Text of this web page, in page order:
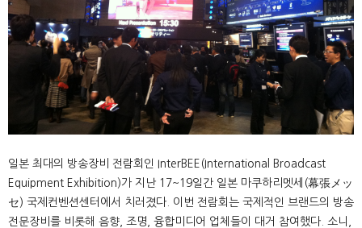
일본 최대의 방송장비 전람회인 InterBEE(International Broadcast
Equipment Exhibition)가 지난 17~19일간 일본 마쿠하리멧세(幕張メッ
セ) 국제컨벤션센터에서 치러졌다. 이번 전람회는 국제적인 브랜드의 방송
전문장비를 비롯해 음향, 조명, 융합미디어 업체들이 대거 참여했다. 소니,